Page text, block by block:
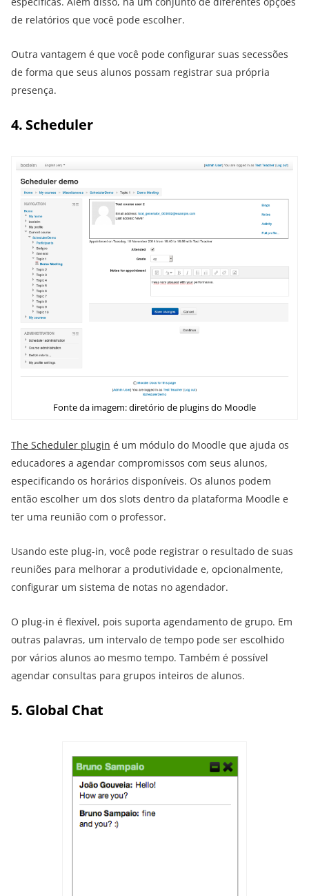
de relatórios que você pode escolher.
Outra vantagem é que você pode configurar suas secessões
de forma que seus alunos possam registrar sua própria
presença.
4. Scheduler
Fonte da imagem: diretório de plugins do Moodle
The Scheduler plugin é um módulo do Moodle que ajuda os
educadores a agendar compromissos com seus alunos,
especificando os horários disponíveis. Os alunos podem
então escolher um dos slots dentro da plataforma Moodle e
ter uma reunião com o professor.
Usando este plug-in, você pode registrar o resultado de suas
reuniões para melhorar a produtividade e, opcionalmente,
configurar um sistema de notas no agendador.
O plug-in é flexível, pois suporta agendamento de grupo. Em
outras palavras, um intervalo de tempo pode ser escolhido
por vários alunos ao mesmo tempo. Também é possível
agendar consultas para grupos inteiros de alunos.
5. Global Chat